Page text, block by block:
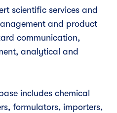
scientific services and
and product
communication,
analytical and
includes chemical
formulators, importers,